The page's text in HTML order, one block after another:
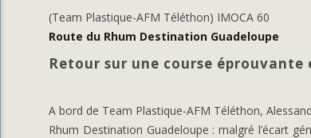
(Team Plastique-AFM Téléthon) IMOCA 60
Route du Rhum Destination Guadeloupe
Retour sur une course
A bord de Team Plastique-AFM Téléthon,
Rhum Destination Guadeloupe : malgré l’écart